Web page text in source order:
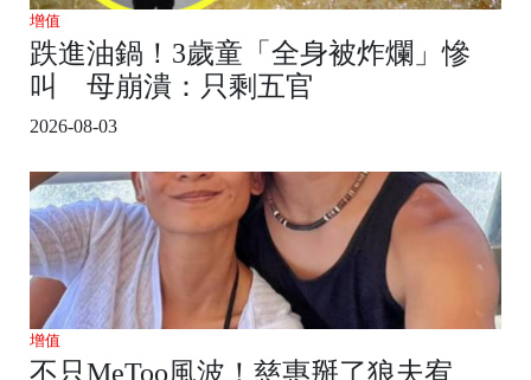
增值
跌進油鍋！3歲童「全身被炸爛」慘
叫 母崩潰：只剩五官
2026-08-03
增值
不只MeToo風波！慈惠掰了狼夫宥